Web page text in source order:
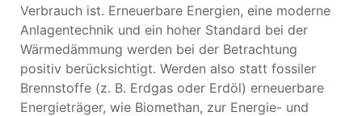
Verbrauch ist. Erneuerbare Energien, eine moderne
Anlagentechnik und ein hoher Standard bei der
Wärmedämmung werden bei der Betrachtung
positiv berücksichtigt. Werden also statt fossiler
Brennstoffe (z. B. Erdgas oder Erdöl) erneuerbare
Energieträger, wie Biomethan, zur Energie- und